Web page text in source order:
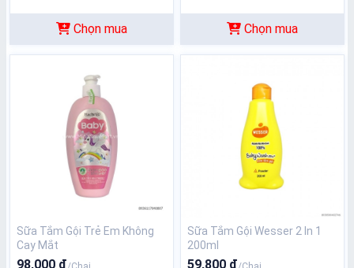
Chọn mua Chọn mua
Sữa Tắm Gội Trẻ Em Không
Cay Mắt
98,000 đ
Sữa Tắm Gội Wesser 2 In 1
200ml
59,800 đ